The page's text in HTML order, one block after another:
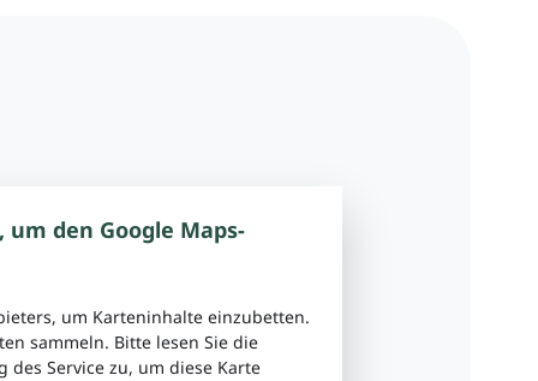
den Google Maps-
um Karteninhalte einzubetten.
sammeln. Bitte lesen Sie die
Service zu, um diese Karte